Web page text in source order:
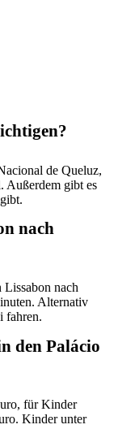
de Queluz,
Außerdem gibt es
nach
nach
Alternativ
fahren.
den Palácio
für Kinder
Kinder unter